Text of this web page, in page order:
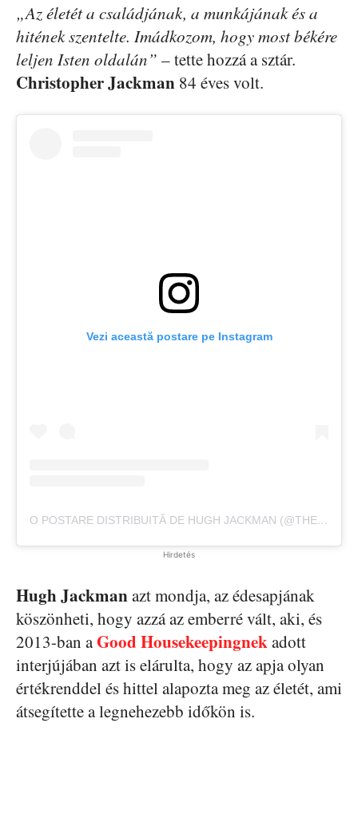
„Az életét a családjának, a munkájának és a
hitének szentelte. Imádkozom, hogy most békére
leljen Isten oldalán” – tette hozzá a sztár.
Christopher Jackman 84 éves volt.
Vezi această postare pe Instagram
O POSTARE DISTRIBUITĂ DE HUGH JACKMAN (@THEHUGHJACKMAN)
Hirdetés
Hugh Jackmanazt mondja, az édesapjának
köszönheti, hogy azzá az emberré vált, aki, és
2013-ban aGood Housekeepingnekadott
interjújában azt is elárulta, hogy az apja olyan
értékrenddel és hittel alapozta meg az életét, ami
átsegítette a legnehezebb időkön is.